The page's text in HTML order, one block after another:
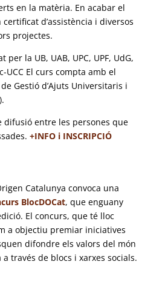
en la matèria. En acabar el
d’assistència i diversos
projectes.
per la UB, UAB, UPC, UPF, UdG,
UCC El curs compta amb el
Gestió d’Ajuts Universitaris i
difusió entre les persones que
+INFO i INSCRIPCIÓ
Catalunya convoca una
BlocDOCat, que enguany
El concurs, que té lloc
a objectiu premiar iniciatives
difondre els valors del món
través de blocs i xarxes socials.